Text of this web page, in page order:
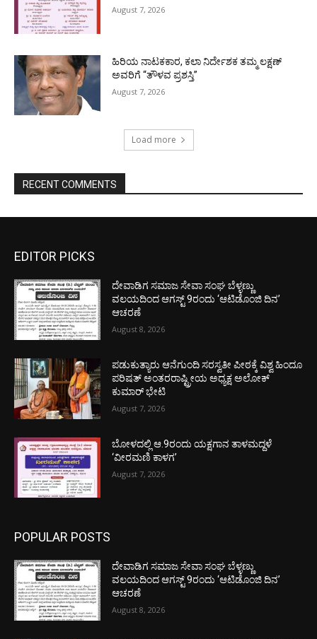
August 7, 2026
ಹಿರಿಯ ನಾಟಕಕಾರ, ಕಲಾ ನಿರ್ದೇಶಕ ತಮ್ಮ ಲಕ್ಷಣ್
ಅವರಿಗೆ “ತೌಳವ ಪ್ರಶಸ್ತಿ”
August 7, 2026
Load more
RECENT COMMENTS
EDITOR PICKS
ದೇವಾಡಿಗ ಸಮಾಜ ಸೇವಾ ಸಂಘ ಬೆಳ್ಳಣ್ಣು
ವಲಯದಿಂದ ಆಗಸ್ಟ್ 9ರಂದು ‘ಆಟಿಡೊಂಜಿ ದಿನ’
ಆಚರಣೆ
August 8, 2026
ಪಡುಕುತ್ಯಾರು ಆನೆಗುಂದಿ ಸರಸ್ವತೀ ಪೀಠಕ್ಕೆ ವಿಶ್ವ ಹಿಂದೂ
ಪರಿಷತ್ ಅಂತರರಾಷ್ಟ್ರೀಯ ಅಧ್ಯಕ್ಷ ಅಲೋಕ್
ಕುಮಾರ್ ಭೇಟಿ
August 7, 2026
ಬೋಳದಲ್ಲಿ ಆ.9ರಂದು ಯಕ್ಷಗಾನ ತಾಳಮದ್ದಳೆ
‘ವೀರಮಣಿ ಕಾಳಗ’
August 7, 2026
POPULAR POSTS
ದೇವಾಡಿಗ ಸಮಾಜ ಸೇವಾ ಸಂಘ ಬೆಳ್ಳಣ್ಣು
ವಲಯದಿಂದ ಆಗಸ್ಟ್ 9ರಂದು ‘ಆಟಿಡೊಂಜಿ ದಿನ’
ಆಚರಣೆ
August 8, 2026